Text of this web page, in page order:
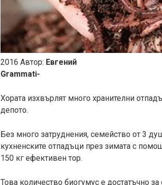
2016 Автор: Евгений
Grammati-
Хората изхвърлят много хранителни
депото.
Без много затруднения, семейство от 3
кухненските отпадъци през зимата с
150 кг ефективен тор.
Това количество биогумус е достатъчно за